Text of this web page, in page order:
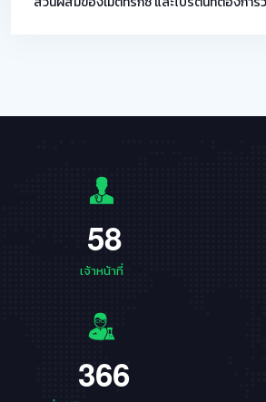
รถจําแนกชนิดของโปรตีนจําเพาะได้ สำหรับกา
58
เจ้าหน้าที่
366